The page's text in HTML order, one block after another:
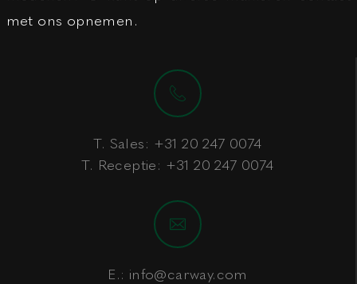
met ons opnemen.
T. Sales: +31 20 247 0074
T. Receptie: +31 20 247 0074
E.: info@carway.com